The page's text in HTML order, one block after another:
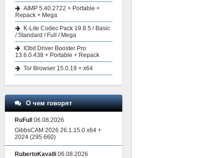
AIMP 5.40.2722 + Portable +
Repack + Mega
K-Lite Codec Pack 19.8.5 / Basic
/ Standard / Full / Mega
IObit Driver Booster Pro
13.6.0.438 + Portable + Repack
Tor Browser 15.0.19 + x64
О чем говорят
RuFull
06.08.2026
GibbsCAM 2026 26.1.15.0 x64 +
2024 (295 660)
RubertoKavalli 06.08.2026